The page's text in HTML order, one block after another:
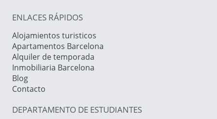
ENLACES RÁPIDOS
Alojamientos turisticos
Apartamentos Barcelona
Alquiler de temporada
Inmobiliaria Barcelona
Blog
Contacto
DEPARTAMENTO DE ESTUDIANTES